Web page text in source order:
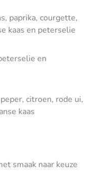
paprika, courgette,
kaas en peterselie
en
citroen, rode ui,
kaas
smaak naar keuze